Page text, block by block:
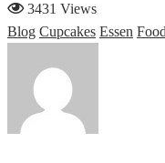
3431 Views
Blog Cupcakes Essen